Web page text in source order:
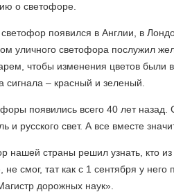
о светофоре.
появился в Англии, в
уличного светофора послужил
чтобы изменения цветов были
– красный и зеленый.
появились всего 40 лет назад.
и русского свет. А все вместе
нашей страны решил узнать, кто
не смог, тат как с 1 сентября у
дорожных наук».